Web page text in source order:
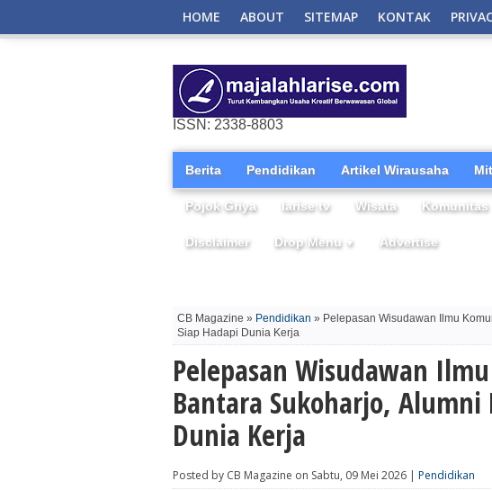
HOME ABOUT SITEMAP KONTAK
ISSN: 2338-8803
Berita Pendidikan Artikel Wirausaha
Pojok Griya larise tv Wisata Komunitas
Disclaimer Drop Menu ▼ Advertise
CB Magazine » Pendidikan » Pelepasan Wisudawan Ilmu
Siap Hadapi Dunia Kerja
Pelepasan Wisudawan
Bantara Sukoharjo, Alumni
Dunia Kerja
Posted by CB Magazine on Sabtu, 09 Mei 2026 | Pendidikan